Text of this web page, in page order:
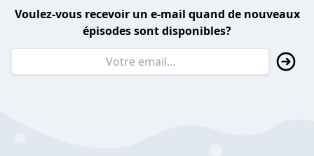
Voulez-vous recevoir un e-mail quand de nouveaux
épisodes sont disponibles?